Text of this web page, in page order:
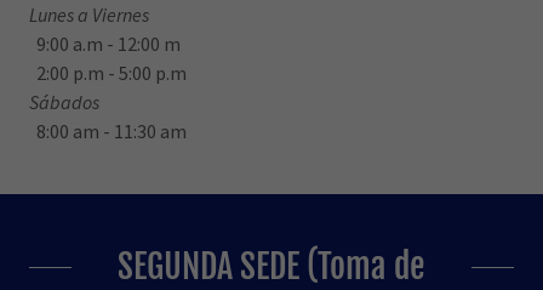
Lunes a Viernes
9:00 a.m - 12:00 m
2:00 p.m - 5:00 p.m
Sábados
8:00 am - 11:30 am
SEGUNDA SEDE (Toma de